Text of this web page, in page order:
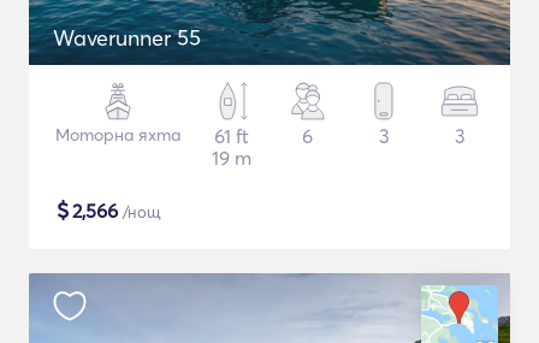
Waverunner 55
Моторна яхта
61 ft
19 m
6 3 3
$2,566 /нощ